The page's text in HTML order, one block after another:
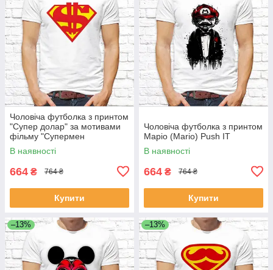
Чоловіча футболка з принтом
"Супер долар" за мотивами
фільму "Супермен
(Superman)" Push IT
В наявності
664 ₴ 764 ₴
Купити
Чоловіча футболка з принтом
Маріо (Mario) Push IT
В наявності
664 ₴ 764 ₴
Купити
–13% –13%